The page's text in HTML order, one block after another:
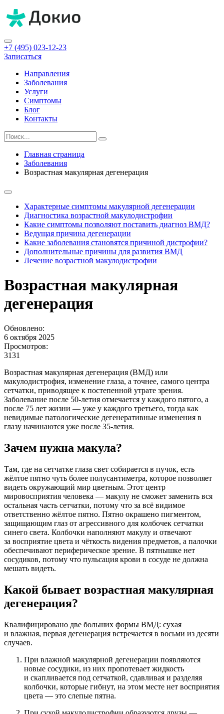
+7 (495) 023-12-23
Записаться
Направления
Заболевания
Услуги
Симптомы
Блог
Контакты
Главная страница
Заболевания
Возрастная макулярная дегенерация
Характерные симптомы макулярной дегенерации
Диагностика возрастной макулодистрофии
Какие симптомы позволяют поставить диагноз ВМД?
Ведущая причина дегенерации
Какие заболевания становятся причиной дистрофии?
Дополнительные причины для развития ВМД
Лечение возрастной макулодистрофии
Возрастная макулярная
дегенерация
Обновлено:
6 октября 2025
Просмотров:
3131
Возрастная макулярная дегенерация (ВМД) или
макулодистрофия, изменение глаза, а точнее, самого центра
сетчатки, приводящее к постепенной утрате зрения.
Заболевание после 50-летия отмечается у каждого пятого, а
после 75 лет жизни — уже у каждого третьего, тогда как
невидимые патологические дегенеративные изменения в
глазу начинаются уже после 35-летия.
Зачем нужна макула?
Там, где на сетчатке глаза свет собирается в пучок, есть
жёлтое пятно чуть более полусантиметра, которое позволяет
видеть окружающий мир цветным. Этот центр
мировосприятия человека — макулу не сможет заменить вся
остальная часть сетчатки, потому что за всё видимое
ответственно жёлтое пятно. Пятно окрашено пигментом,
защищающим глаз от агрессивного для колбочек сетчатки
синего света. Колбочки наполняют макулу и отвечают
за восприятие цвета и чёткость видения предметов, а палочки
обеспечивают периферическое зрение. В пятнышке нет
сосудиков, потому что пульсация крови в сосуде не должна
мешать видеть.
Какой бывает возрастная макулярная
дегенерация?
Квалифицировано две больших формы ВМД: сухая
и влажная, первая дегенерация встречается в восьми из десяти
случаев.
При влажной макулярной дегенерации появляются
новые сосудики, из них пропотевает жидкость
и скапливается под сетчаткой, сдавливая и разделяя
колбочки, которые гибнут, на этом месте нет восприятия
цвета — это слепые пятна.